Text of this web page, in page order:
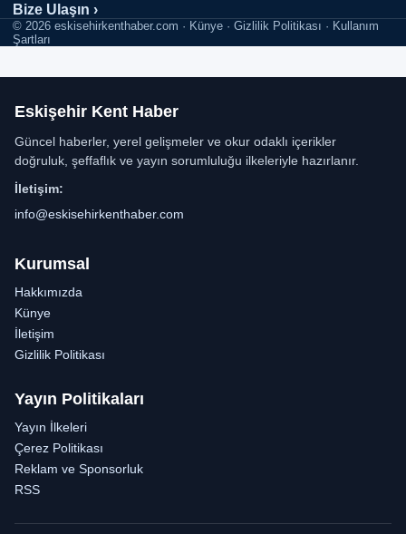
Bize Ulaşın ›
© 2026 eskisehirkenthaber.com · Künye · Gizlilik Politikası · Kullanım
Şartları
Eskişehir Kent Haber
Güncel haberler, yerel gelişmeler ve okur odaklı içerikler
doğruluk, şeffaflık ve yayın sorumluluğu ilkeleriyle hazırlanır.
İletişim:
info@eskisehirkenthaber.com
Kurumsal
Hakkımızda
Künye
İletişim
Gizlilik Politikası
Yayın Politikaları
Yayın İlkeleri
Çerez Politikası
Reklam ve Sponsorluk
RSS